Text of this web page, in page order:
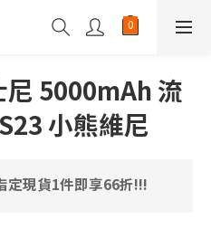
5000mAh 流
小熊維尼
定現貨1件即享66折!!!